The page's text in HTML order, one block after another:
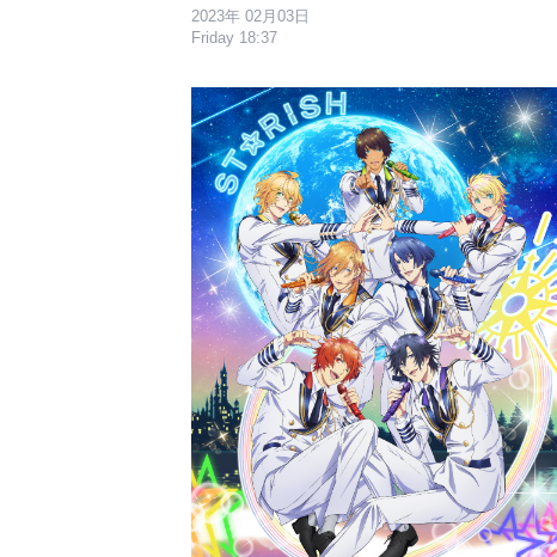
2023年 02月03日
Friday 18:37